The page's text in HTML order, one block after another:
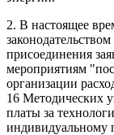
2. В настоящее
присоединения
мероприятиям
организации
16 Методических
платы за
индивидуальному